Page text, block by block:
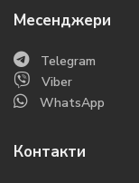
Месенджери
Telegram
Viber
WhatsApp
Контакти